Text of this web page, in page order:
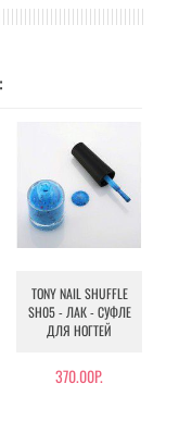
TONY NAIL SHUFFLE
SH05 - ЛАК - СУФЛЕ
ДЛЯ НОГТЕЙ
370.00Р.